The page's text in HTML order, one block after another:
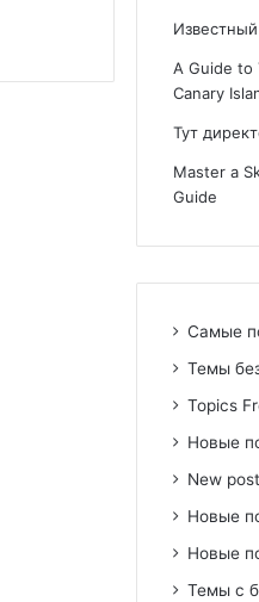
A Guide to
Canary
Тут
Master a
Guide
Самые
Темы
Topics
Новые
New
Новые
Новые
Темы с